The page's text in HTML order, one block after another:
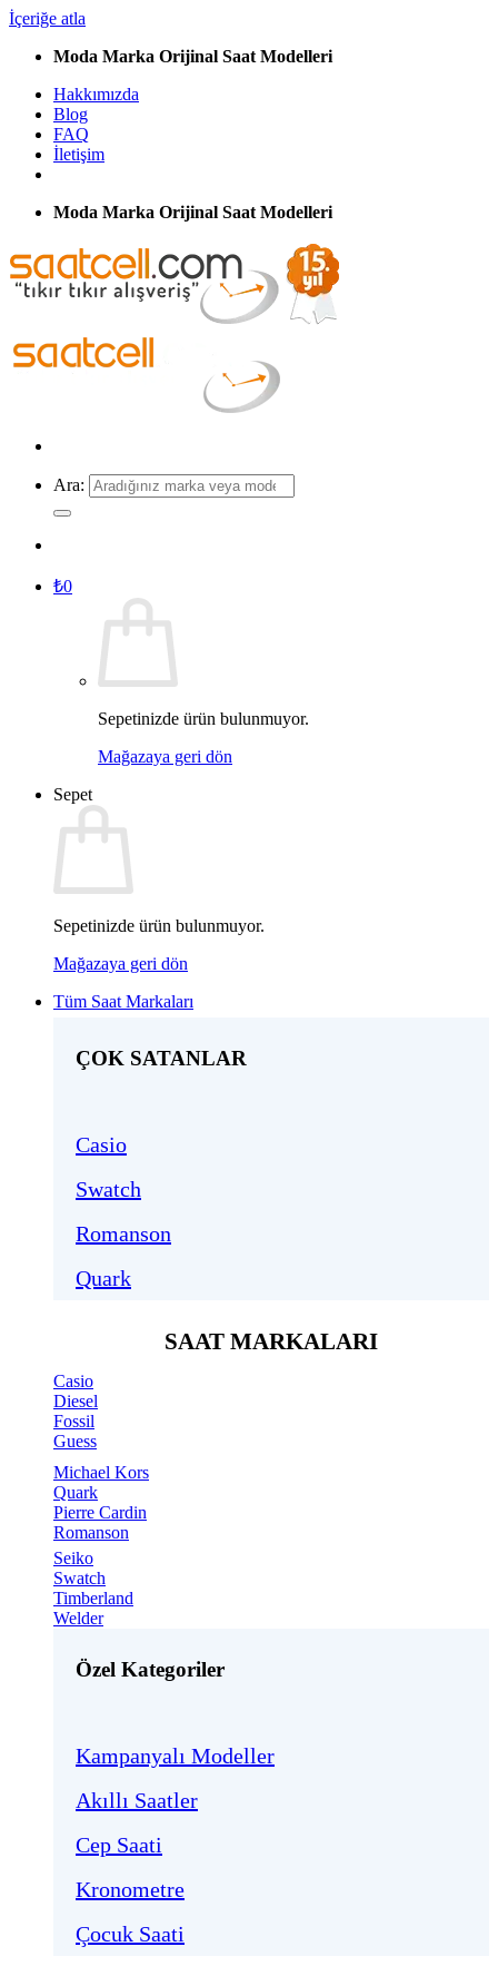
İçeriğe atla
Moda Marka Orijinal Saat Modelleri
Hakkımızda
Blog
FAQ
İletişim
Moda Marka Orijinal Saat Modelleri
Ara:
₺0
Sepetinizde ürün bulunmuyor.
Mağazaya geri dön
Sepet
Sepetinizde ürün bulunmuyor.
Mağazaya geri dön
Tüm Saat Markaları
ÇOK SATANLAR
Casio
Swatch
Romanson
Quark
SAAT MARKALARI
Casio
Diesel
Fossil
Guess
Michael Kors
Quark
Pierre Cardin
Romanson
Seiko
Swatch
Timberland
Welder
Özel Kategoriler
Kampanyalı Modeller
Akıllı Saatler
Cep Saati
Kronometre
Çocuk Saati